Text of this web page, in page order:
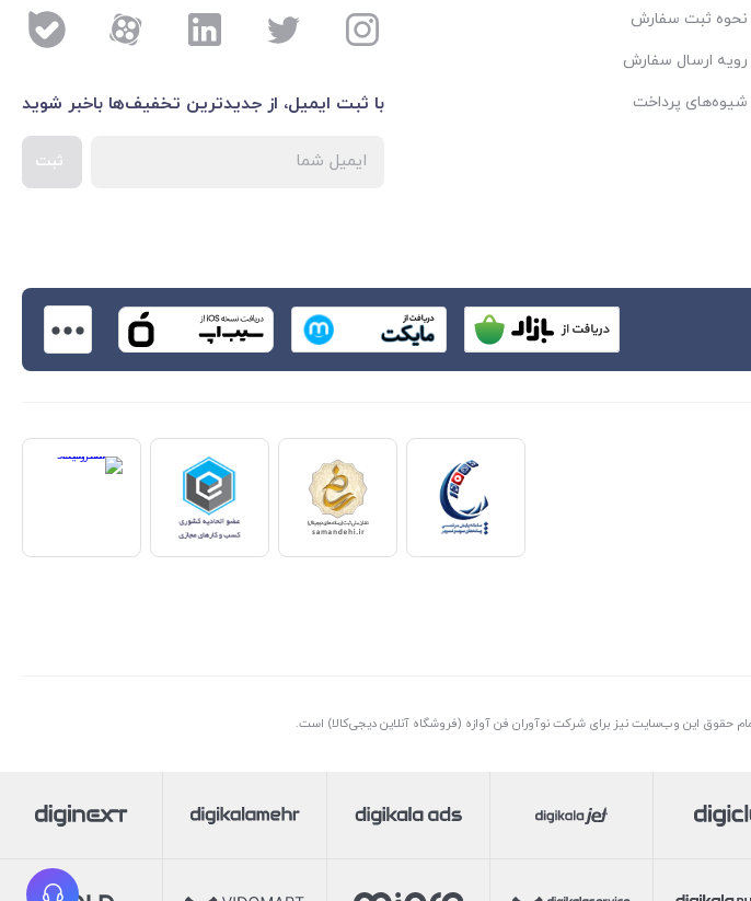
نحوه ثبت سفارش
رویه ارسال سفارش
شیوه‌های پرداخت
با ثبت ایمیل، از جدید‌ترین تخفیف‌ها با‌خبر شوید
ثبت
اطلاعات بیشتر
حقوق اين وب‌سايت نیز برای شرکت نوآوران فن آوازه (فروشگاه آنلاین دیجی‌کالا) است.